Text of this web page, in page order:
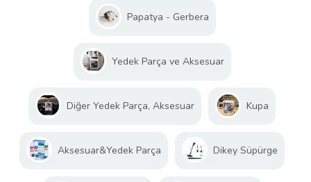
Papatya - Gerbera
Yedek Parça ve Aksesuar
Diğer Yedek Parça, Aksesuar Kupa
Aksesuar&Yedek Parça Dikey Süpürge